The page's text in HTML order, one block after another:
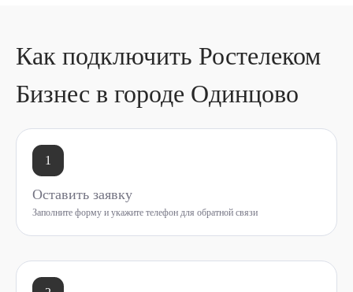
Как подключить Ростелеком
Бизнес в городе Одинцово
1
Оставить заявку
Заполните форму и укажите телефон для обратной связи